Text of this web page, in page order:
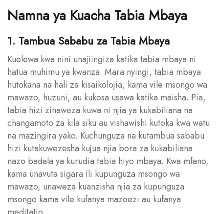
Namna ya Kuacha Tabia Mbaya
1. Tambua Sababu za Tabia Mbaya
Kuelewa kwa nini unajiingiza katika tabia mbaya ni
hatua muhimu ya kwanza. Mara nyingi, tabia mbaya
hutokana na hali za kisaikolojia, kama vile msongo wa
mawazo, huzuni, au kukosa usawa katika maisha. Pia,
tabia hizi zinaweza kuwa ni njia ya kukabiliana na
changamoto za kila siku au vishawishi kutoka kwa watu
na mazingira yako. Kuchunguza na kutambua sababu
hizi kutakuwezesha kujua njia bora za kukabiliana
nazo badala ya kurudia tabia hiyo mbaya. Kwa mfano,
kama unavuta sigara ili kupunguza msongo wa
mawazo, unaweza kuanzisha njia za kupunguza
msongo kama vile kufanya mazoezi au kufanya